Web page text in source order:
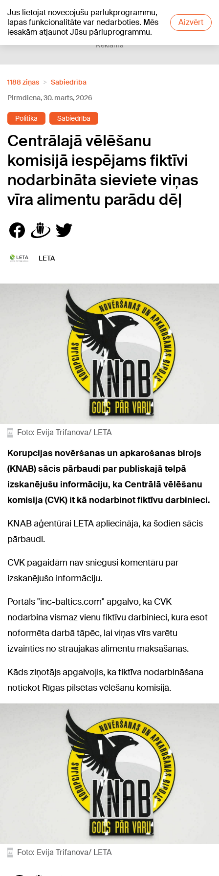
Jūs lietojat novecojušu pārlūkprogrammu,
lapas funkcionalitāte var nedarboties. Mēs
iesakām atjaunot Jūsu pārluprogrammu.
Aizvērt
+19°C
Reklāma
1188 ziņas
Sabiedrība
Pirmdiena, 30. marts, 2026
Politika Sabiedrība
Centrālajā vēlēšanu
komisijā iespējams fiktīvi
nodarbināta sieviete viņas
vīra alimentu parādu dēļ
LETA
Foto: Evija Trifanova/ LETA
Korupcijas novēršanas un apkarošanas birojs
(KNAB) sācis pārbaudi par publiskajā telpā
izskanējušu informāciju, ka Centrālā vēlēšanu
komisija (CVK) it kā nodarbinot fiktīvu darbinieci.
KNAB aģentūrai LETA apliecināja, ka šodien sācis
pārbaudi.
CVK pagaidām nav sniegusi komentāru par
izskanējušo informāciju.
Portāls "inc-baltics.com" apgalvo, ka CVK
nodarbina vismaz vienu fiktīvu darbinieci, kura esot
noformēta darbā tāpēc, lai viņas vīrs varētu
izvairīties no straujākas alimentu maksāšanas.
Kāds ziņotājs apgalvojis, ka fiktīva nodarbināšana
notiekot Rīgas pilsētas vēlēšanu komisijā.
Foto: Evija Trifanova/ LETA